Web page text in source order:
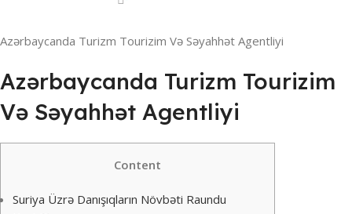
Azərbaycanda Turizm Tourizim Və Səyahhət Agentliyi
Azərbaycanda Turizm Tourizim
Və Səyahhət Agentliyi
Content
Suriya Üzrə Danışıqların Növbəti Raundu